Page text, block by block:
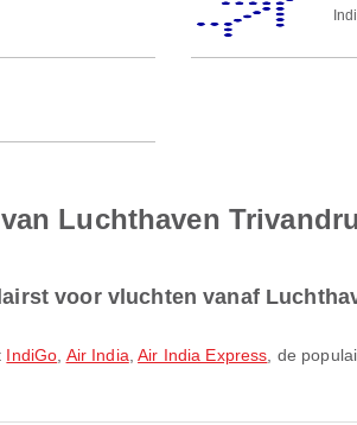
Luchthaven
voor vluchten vanaf
IndiGo Air India ,Air India Express , de